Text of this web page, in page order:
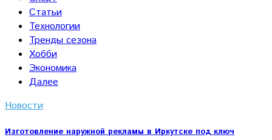
Статьи
Технологии
Тренды сезона
Хобби
Экономика
Далее
Новости
Изготовление наружной рекламы в Иркутске под ключ